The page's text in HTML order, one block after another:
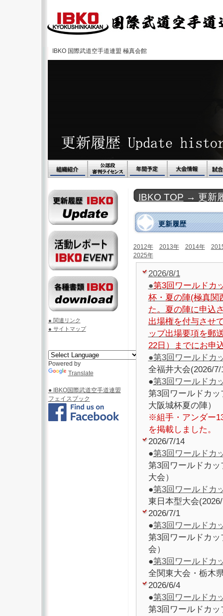
IBKO 国際武道空手道連盟 極真会館
● 関連リンク
● サイトマップ
Powered by
Translate
● IBKO国際武道空手道連盟
フェイスブック
IBKO TOP → 更新
更新履歴
2012年 2013年 2014年
2025年
2026/8/1
●第3回ワールドカ
杯・夏の陣(極真関
た。夏の陣に申込
出場権を付与させ
ップ出場要項を郵
22日）までにお申
●第3回ワールドカ
全福井大会(2026/
●第3回ワールドカ
第3回ワールドカ
大阪城杯夏の陣）
※組手・アンダー
を掲載しました。
2026/7/14
●第3回ワールドカ
第3回ワールドカ
大会）
●第3回ワールドカ
東日本型大会
2026/7/1
●第3回ワールドカ
第3回ワールドカ
会）
●第3回ワールドカ
全関東大会・栃木
2026/6/4
●第3回ワールドカ
第3回ワールドカ